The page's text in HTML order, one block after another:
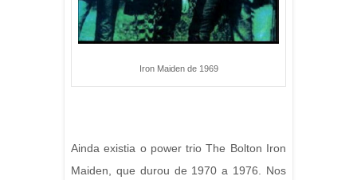
Iron Maiden de 1969
Ainda existia o power trio The Bolton Iron
Maiden, que durou de 1970 a 1976. Nos